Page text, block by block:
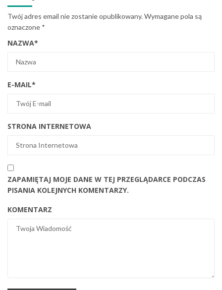
Twój adres email nie zostanie opublikowany.Wymagane pola są
oznaczone *
NAZWA*
E-MAIL*
STRONA INTERNETOWA
ZAPAMIĘTAJ MOJE DANE W TEJ PRZEGLĄDARCE PODCZAS
PISANIA KOLEJNYCH KOMENTARZY.
KOMENTARZ